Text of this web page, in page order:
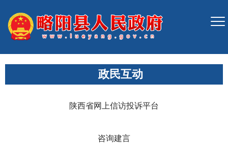
政民互动
陕西省网上信访投诉平台
咨询建言